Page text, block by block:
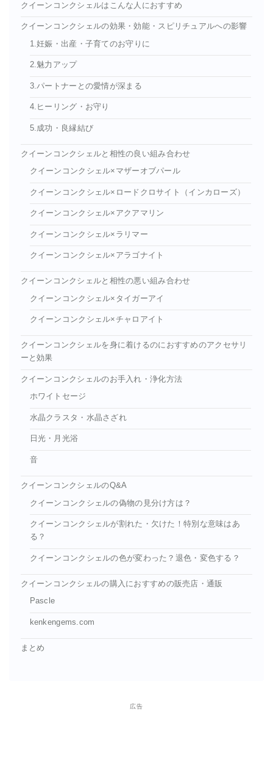
クイーンコンクシェルはこんな人におすすめ
クイーンコンクシェルの効果・効能・スピリチュアルへの影響
1.妊娠・出産・子育てのお守りに
2.魅力アップ
3.パートナーとの愛情が深まる
4.ヒーリング・お守り
5.成功・良縁結び
クイーンコンクシェルと相性の良い組み合わせ
クイーンコンクシェル×マザーオブパール
クイーンコンクシェル×ロードクロサイト（インカローズ）
クイーンコンクシェル×アクアマリン
クイーンコンクシェル×ラリマー
クイーンコンクシェル×アラゴナイト
クイーンコンクシェルと相性の悪い組み合わせ
クイーンコンクシェル×タイガーアイ
クイーンコンクシェル×チャロアイト
クイーンコンクシェルを身に着けるのにおすすめのアクセサリ
ーと効果
クイーンコンクシェルのお手入れ・浄化方法
ホワイトセージ
水晶クラスタ・水晶さざれ
日光・月光浴
音
クイーンコンクシェルのQ&A
クイーンコンクシェルの偽物の見分け方は？
クイーンコンクシェルが割れた・欠けた！特別な意味はあ
る？
クイーンコンクシェルの色が変わった？退色・変色する？
クイーンコンクシェルの購入におすすめの販売店・通販
Pascle
kenkengems.com
まとめ
広告